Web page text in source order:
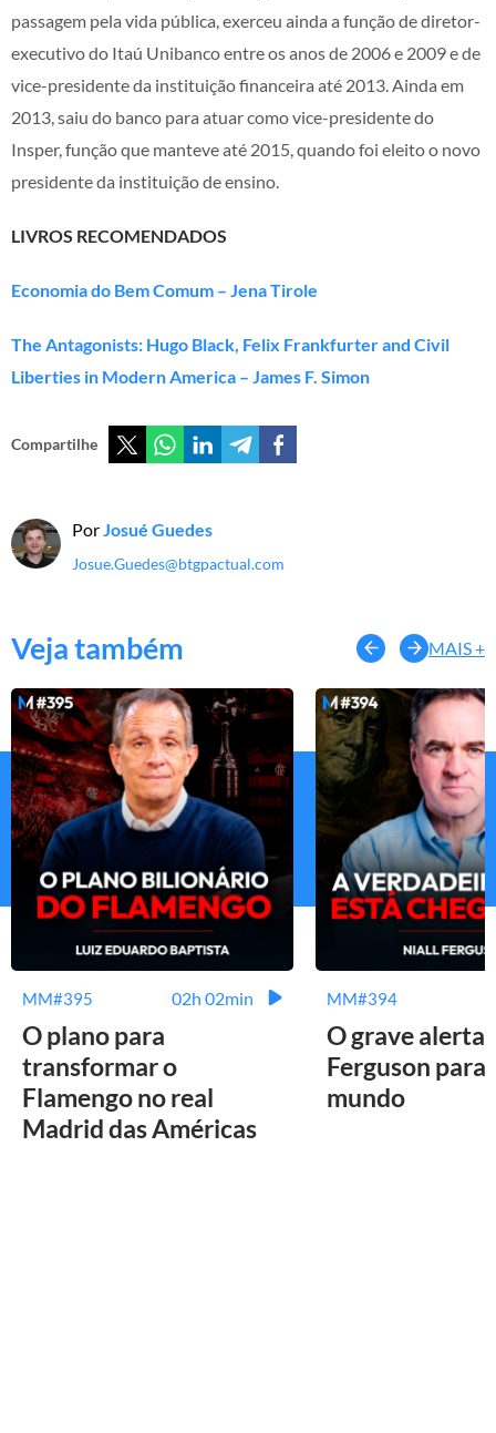
passagem pela vida pública, exerceu ainda a função de diretor-
executivo do Itaú Unibanco entre os anos de 2006 e 2009 e de
vice-presidente da instituição financeira até 2013. Ainda em
2013, saiu do banco para atuar como vice-presidente do
Insper, função que manteve até 2015, quando foi eleito o novo
presidente da instituição de ensino.
LIVROS RECOMENDADOS
Economia do Bem Comum – Jena Tirole
The Antagonists: Hugo Black, Felix Frankfurter and Civil
Liberties in Modern America – James F. Simon
Compartilhe
PorJosué Guedes
Josue.Guedes@btgpactual.com
Veja também MAIS +
MM#395 02h 02min
O plano para
transformar o
Flamengo no real
Madrid das Américas
MM#394
O grave alerta
Ferguson para
mundo